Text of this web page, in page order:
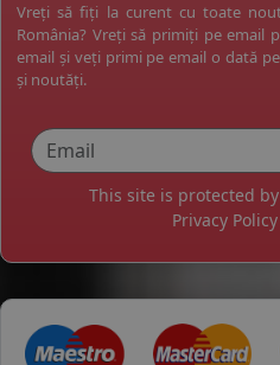
245/40R19
195/55R20
255/45R20
Vreți să fiți la curent cu toate
România? Vreți să primiți pe email
email și veți primi pe email o dată
și noutăți.
This site is protected by
Privacy Policy